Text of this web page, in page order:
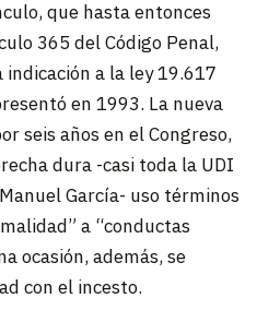
que hasta entonces
365 del Código Penal,
a la ley 19.617
en 1993. La nueva
seis años en el Congreso,
dura -casi toda la UDI
García- uso términos
a “conductas
ocasión, además, se
con el incesto.